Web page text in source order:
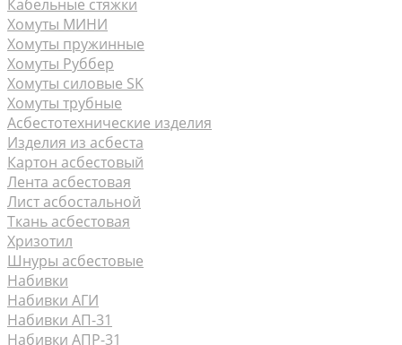
Кабельные стяжки
Хомуты МИНИ
Хомуты пружинные
Хомуты Руббер
Хомуты силовые SK
Хомуты трубные
Асбестотехнические изделия
Изделия из асбеста
Картон асбестовый
Лента асбестовая
Лист асбостальной
Ткань асбестовая
Хризотил
Шнуры асбестовые
Набивки
Набивки АГИ
Набивки АП-31
Набивки АПР-31